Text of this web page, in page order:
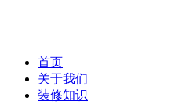
首页
关于我们
装修知识